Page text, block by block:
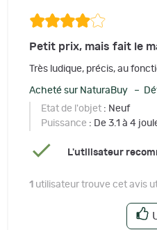
Petit prix, mais fait le
Très ludique, précis, au
Acheté sur NaturaBuy –
Etat de l'objet : Neuf
Puissance : De 3.1 à 4
L'utilisateur
1 utilisateur trouve cet avis